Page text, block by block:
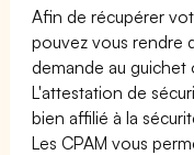
Afin de récupérer
pouvez vous rendre
demande au guichet
L'attestation de
bien affilié à la
Les CPAM vous